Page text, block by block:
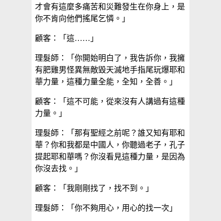
才會有這麼多痛苦和災難發生在你身上，是
你不肯向他們搖尾乞憐。」
顧客：「這……」
理髮師：「你開始明白了，我告訴你，我擁
有肥雞男怪異無敵毀天滅地手指尾玩爆耶和
華力量，這種力量全能，全知，全善。」
顧客：「這不可能，從來沒有人講過有這種
力量。」
理髮師：「那有聖經之前呢？誰又知有耶和
華？你和我都是中國人，你聽過老子，孔子
提起耶和華嗎？你沒看見這種力量，是因為
你沒去找。」
顧客：「我剛剛找了，找不到。」
理髮師：「你不夠用心，用心的找一次」